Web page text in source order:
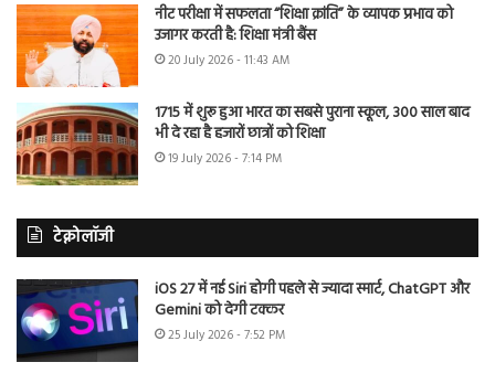
नीट परीक्षा में सफलता “शिक्षा क्रांति” के व्यापक प्रभाव को
उजागर करती है: शिक्षा मंत्री बैंस
20 July 2026 - 11:43 AM
1715 में शुरू हुआ भारत का सबसे पुराना स्कूल, 300 साल बाद
भी दे रहा है हजारों छात्रों को शिक्षा
19 July 2026 - 7:14 PM
टेक्नोलॉजी
iOS 27 में नई Siri होगी पहले से ज्यादा स्मार्ट, ChatGPT और
Gemini को देगी टक्कर
25 July 2026 - 7:52 PM